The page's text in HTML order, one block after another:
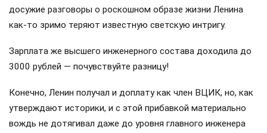
досужие разговоры о роскошном образе жизни Ленина
как-то зримо теряют известную светскую интригу.
Зарплата же высшего инженерного состава доходила до
3000 рублей — почувствуйте разницу!
Конечно, Ленин получал и доплату как член ВЦИК, но, как
утверждают историки, и с этой прибавкой материально
вождь не дотягивал даже до уровня главного инженера